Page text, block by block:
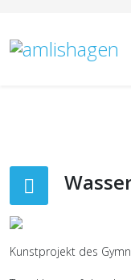
Kunstprojekt des